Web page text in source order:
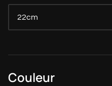
22cm
Couleur